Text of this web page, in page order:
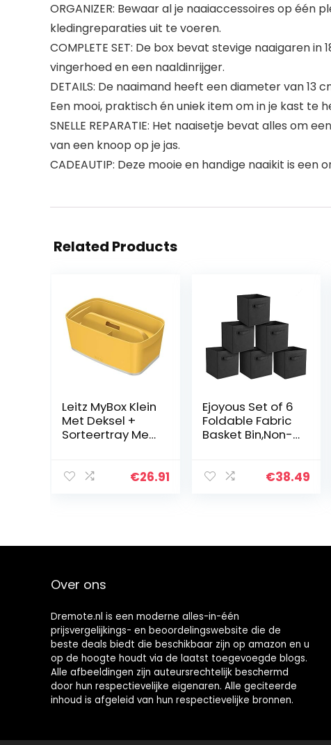
ORGANIZER: Bewaar al je naaiaccessoires op
kledingreparaties uit te voeren.
COMPLETE SET: De box bevat stevige naaigaren
vingerhoed en een naaldinrijger.
DETAILS: De naaimand heeft een diameter van
Een mooi, praktisch én uniek item om in je kast te
SNELLE REPARATIE: Het naaisetje bevat alles
van een knoop op je jas.
CADEAUTIP: Deze mooie en handige naaikit is
Related Products
Leitz MyBox Klein
Met Deksel +
Sorteertray Met
Geel, 52634019
€26.91
Ejoyous Set of 6
Foldable Fabric
Basket Bin,Non-
Durable Space
€38.49
Over ons
Dremote.nl is een moderne alles-in-één
prijsvergelijkings- en beoordelingswebsite die de
beste deals biedt die beschikbaar zijn op amazon en u
op de hoogte houdt via de laatst toegevoegde blogs.
Alle afbeeldingen zijn auteursrechtelijk beschermd
door hun respectievelijke eigenaren. Alle geciteerde
inhoud is afgeleid van hun respectievelijke bronnen.